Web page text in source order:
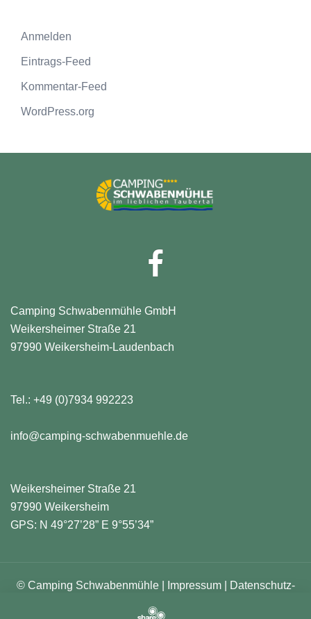
Anmelden
Eintrags-Feed
Kommentar-Feed
WordPress.org
Camping Schwabenmühle GmbH
Weikersheimer Straße 21
97990 Weikersheim-Laudenbach
Tel.: +49 (0)7934 992223
info@camping-schwabenmuehle.de
Weikersheimer Straße 21
97990 Weikersheim
GPS: N 49°27’28” E 9°55’34”
© Camping Schwabenmühle | Impressum|
Datenschutz-